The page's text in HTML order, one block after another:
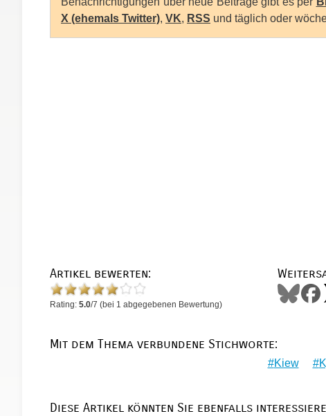
X (ehemals Twitter), VK, RSS und täglich oder
Artikel bewerten:
Rating: 5.0/7 (bei 1 abgegebenen Bewertung)
Mit dem Thema verbundene Stichworte:
Kiew
Diese Artikel könnten Sie ebenfalls